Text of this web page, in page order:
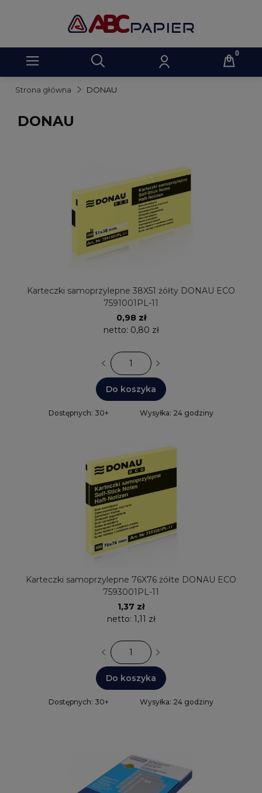
Strona główna DONAU
DONAU
Karteczki samoprzylepne 38X51 żółty DONAU ECO
7591001PL-11
0,98 zł
netto: 0,80 zł
Do koszyka
Dostępnych: 30+ Wysyłka: 24 godziny
Karteczki samoprzylepne 76X76 żółte DONAU ECO
7593001PL-11
1,37 zł
netto: 1,11 zł
Do koszyka
Dostępnych: 30+ Wysyłka: 24 godziny